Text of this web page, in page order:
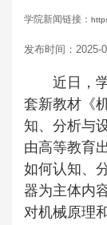
学院新闻链接：
发布时间：2025-
近日，
套新教材《
知、分析与
由高等教育
如何认知、
器为主体内
对机械原理